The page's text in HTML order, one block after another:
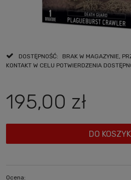
DOSTĘPNOŚĆ:
BRAK W MAGAZYNIE,
KONTAKT W CELU POTWIERDZENIA
195,00 zł
DO
Ocena: